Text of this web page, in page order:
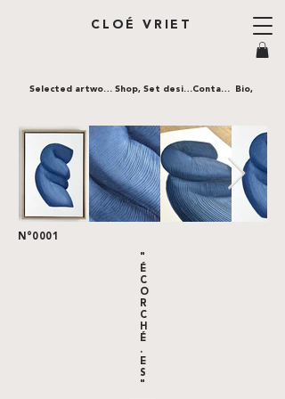
CLOÉ VRIET
Contact,
Selected artworks, Shop, Set design, Bio,
N°0001
"
É
C
O
R
C
H
É
.
E
S
"